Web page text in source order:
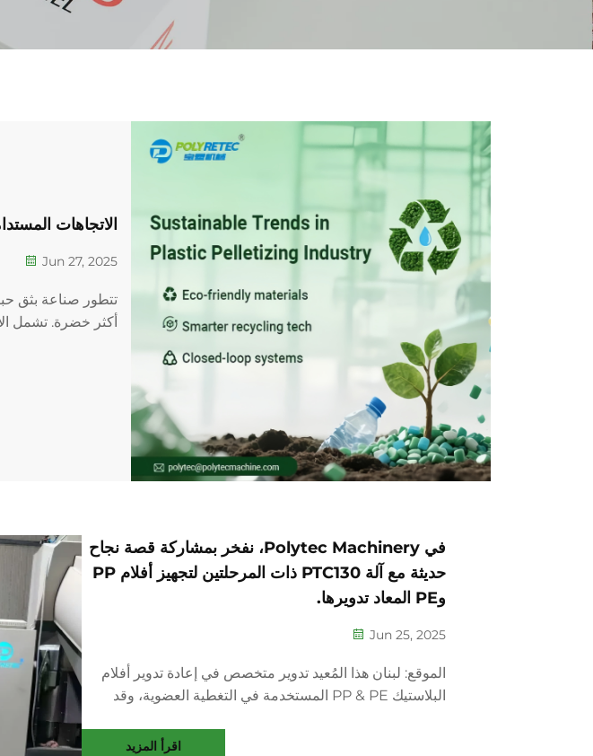
الاتجاهات
Jun 27, 2025
تتطور صناعة بثق
أكثر خضرة. تشمل
الكربون زخمًا.
في Polytec Machinery، نفخر بمشاركة قصة نجاح
حديثة مع آلة PTC130 ذات المرحلتين لتجهيز أفلام PP
وPE المعاد تدويرها.
Jun 25, 2025
الموقع: لبنان هذا المُعيد تدوير متخصص في إعادة تدوير أفلام
البلاستيك PP & PE المستخدمة في التغطية العضوية، وقد
كيف يساعد PTC130: محطة غسيل لتكسير، وغسل، وتجفيف
اقرأ المزيد